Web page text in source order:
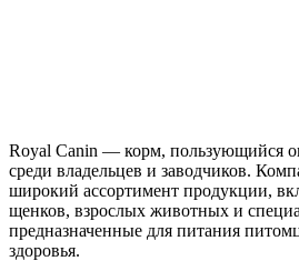
Royal Canin — корм, пользующийся
среди владельцев и заводчиков.
широкий ассортимент продукции,
щенков, взрослых животных и
предназначенные для питания
здоровья.